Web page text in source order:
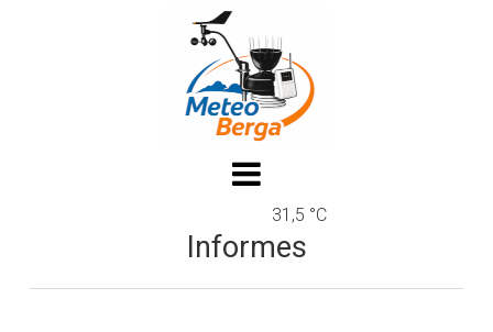
31,5 °C
Informes